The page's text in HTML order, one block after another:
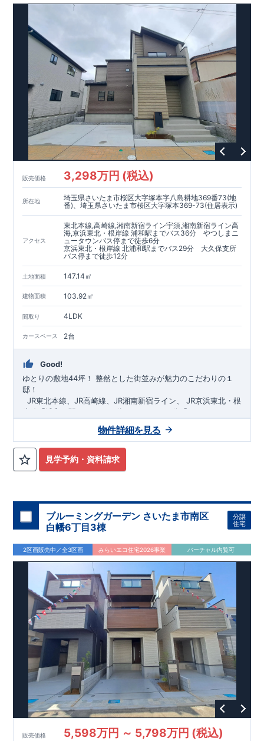
クインクローゼット設置
太陽光発電（フラットプラン）採用 月額サービス料
ホテルライクで実用的な洗面空間 （オープンサニタリーirodori
詳細ページへ）
家計にやさしい住宅性能
長期優良住宅 住宅ローン控除額の優遇、 固定資産税の減額期間
延長など 税制面でのメリットが受けられます。
耐震等級 ３ ＋制震ダンパー 建築基準法の1.5倍の耐震性。 地震保
険の割引（最大50％）対象です。
現地のご案内・資料請求 受付中​ ​■完成済みにつき、​実際の
建物・設備・間取りを​ 現地にてご確認いただけます。 ​
TEL
0120-44-1081
（9:30 18:30／火水曜休み）
スマートフォンで見やすい特設サイトはこちら
https://www.e-blooming.com/bukken/60075018/
販売価格 3,298万円 (税込)
所在地
埼玉県さいたま市桜区大字塚本字八島耕地369番73(地
番)、埼玉県さいたま市桜区大字塚本369-73(住居表示)
アクセス
東北本線,高崎線,湘南新宿ライン宇須,湘南新宿ライン高
海,京浜東北・根岸線 浦和駅までバス36分 やつしまニ
ュータウンバス停まで徒歩6分
京浜東北・根岸線 北浦和駅までバス29分 大久保支所
バス停まで徒歩12分
土地面積 147.14㎡
建物面積 103.92㎡
間取り 4LDK
カースペース 2台
Good!
ゆとりの敷地44坪！ ​整然とした街並みが魅力のこだわりの１
邸！
​ ​ ​JR東北本線、JR高崎線、JR湘南新宿ライン、
JR京浜東北・根
岸線「浦和 」駅までバス36 分 バス停「
バス停「 大久保支所
12分​​​◆設計・建設性能評価ｗ取得！​◎性能評価とは​​【設
計住宅性能評価】 ​建物設計段階で、国が定めた
関
が評価しております！ ​ 【 建設
地震に強い住宅です！​冬は暖かく夏は涼しくて快適♪ 省エ
ネに優れた断熱等性能５を取得！ ​ ​ その他項目も評価を受け
ており、性能に特化した住宅です！
​大久保小学校まで徒歩12分、
校まで徒歩12分！​幼稚園、保育園までは徒歩20分圏内！​ ◆
広々とした敷地！ ​敷地は44坪超
間取りプラン採用！
​ ​◆こだわりの内装！
洗濯物が干せる室内物干し ​浴室乾燥暖房機付き！​食洗機
付きシステムキッチン！​ ​
平日、休日 時間帯問わずご案内可
能です！​お気軽にお問い合わせください！ ​【お問い合わせ】
048-710-5571 (営業時間 9:30～18:30 火水定休日)
見学予約・資料請求
物件詳細を見る
ブルーミングガーデン さいたま市南区
白幡6丁目3棟
分譲
住宅
2区画販売中／全3区画 みらいエコ住宅2026事業 バーチャル内覧可
販売価格 5,598万円 ～ 5,798万円 (税込)